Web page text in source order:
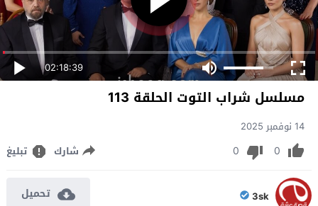
02:18:39
مسلسل شراب التوت الحلقة 113
14 نوفمبر 2025
0
0 شارك تبليغ
3sk تحميل